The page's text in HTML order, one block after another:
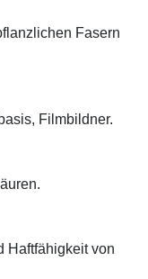
Fasern
Filmbildner.
Haftfähigkeit von